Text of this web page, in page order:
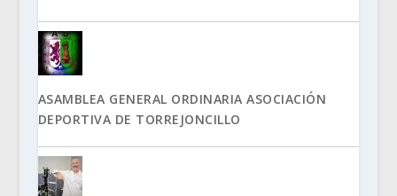
ASAMBLEA GENERAL ORDINARIA ASOCIACIÓN
DEPORTIVA DE TORREJONCILLO